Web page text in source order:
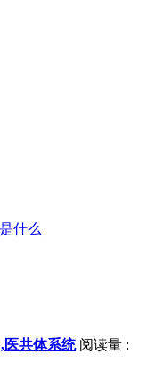
什么
医共体系统 阅读量 :